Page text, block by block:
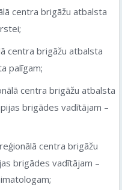
centra brigāžu atbalsta
centra brigāžu atbalsta
palīgam;
centra brigāžu atbalsta
brigādes vadītājam –
centra brigāžu
brigādes vadītājam –